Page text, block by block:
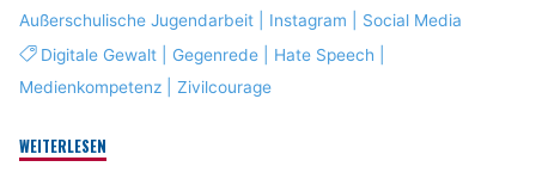
Außerschulische Jugendarbeit Instagram
Social Media
Digitale Gewalt| Gegenrede| Hate Speech
Medienkompetenz |Zivilcourage
WEITERLESEN